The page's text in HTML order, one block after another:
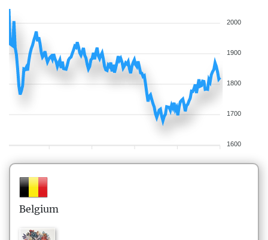
2000
1900
1800
1700
1600
Belgium